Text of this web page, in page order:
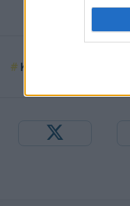
ΚΟΙΝΩΝΙΚΟ ΜΕΡΙΣΜΑ